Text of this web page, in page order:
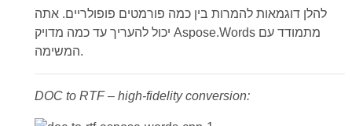
להלן דוגמאות להמרות בין כמה פורמטים פופולריים. אתה
יכול להעריך עד כמה מדויק Aspose.Words מתמודד עם
המשימה.
DOC to RTF – high-fidelity conversion: